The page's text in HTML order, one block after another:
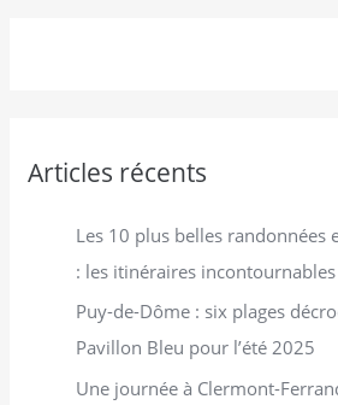
Articles récents
Les 10 plus belles randonnées
: les itinéraires incontournables
Puy-de-Dôme : six plages
Pavillon Bleu pour l’été 2025
Une journée à Clermont-